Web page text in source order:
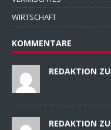
WIRTSCHAFT
KOMMENTARE
REDAKTION ZU
REDAKTION ZU